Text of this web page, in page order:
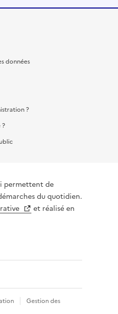
données
?
?
permettent de
du quotidien.
et réalisé en
Gestion des